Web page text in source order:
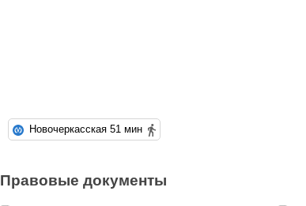
Новочеркасская 51 мин
Правовые документы